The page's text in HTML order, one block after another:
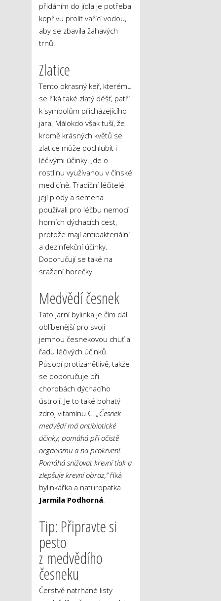
přidáním do jídla je potřeba
kopřivu prolít vařící vodou,
aby se zbavila žahavých
trnů.
Zlatice
Tento okrasný keř, kterému
se říká také zlatý déšť, patří
k symbolům přicházejícího
jara. Málokdo však tuší, že
kromě krásných květů se
zlatice může pochlubit i
léčivými účinky. Jde o
rostlinu využívanou v čínské
medicíně. Tradiční léčitelé
její plody a semena
používali pro léčbu nemocí
horních dýchacích cest,
protože mají antibakteriální
a dezinfekční účinky.
Doporučují se také na
sražení horečky.
Medvědí česnek
Tato jarní bylinka je čím dál
oblíbenější pro svoji
jemnou česnekovou chuť a
řadu léčivých účinků.
Působí protizánětlivě, takže
se doporučuje při
chorobách dýchacího
ústrojí. Je to také bohatý
zdroj vitamínu C. „Česnek
medvědí má antibiotické
účinky, pomáhá při očistě
organismu a na prokrvení.
Pomáhá snižovat krevní tlak a
zlepšuje krevní obraz,“říká
bylinkářka a naturopatka
Jarmila Podhorná
Tip: Připravte si
pesto
z medvědího
česneku
Čerstvě natrhané listy